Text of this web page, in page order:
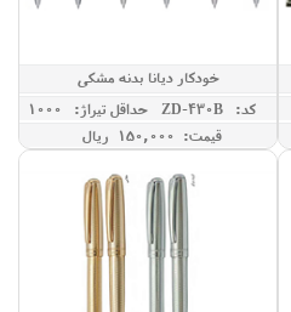
خودکار دیانا بدنه مشکی
کد: ZD-430B
حداقل تيراژ: 1000
قیمت: 150,000 ريال